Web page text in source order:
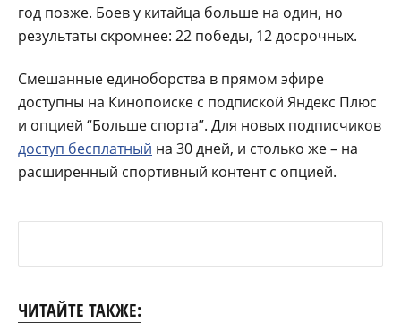
год позже. Боев у китайца больше на один, но
результаты скромнее: 22 победы, 12 досрочных.
Cмешанные единоборства в прямом эфире
доступны на Кинопоиске с подпиской Яндекс Плюс
и опцией “Больше спорта”. Для новых подписчиков
доступ бесплатный на 30 дней, и столько же – на
расширенный спортивный контент с опцией.
ЧИТАЙТЕ ТАКЖЕ: